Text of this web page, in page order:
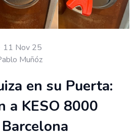
11 Nov 25
Muñóz
en su Puerta:
a KESO 8000